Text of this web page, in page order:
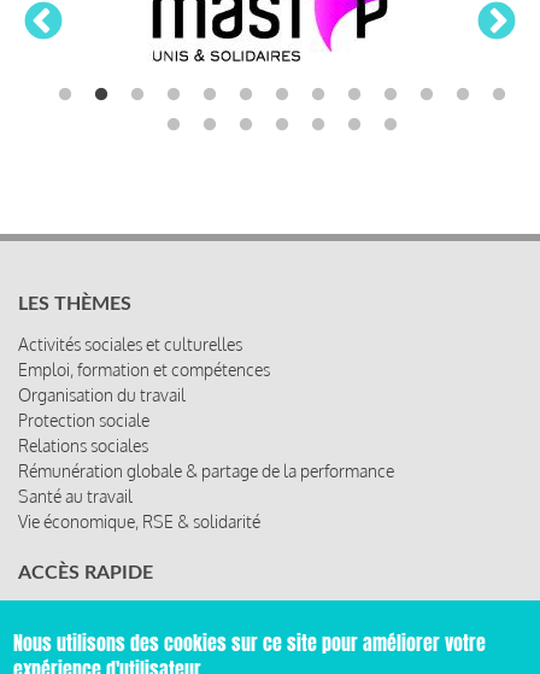
LES THÈMES
Activités sociales et culturelles
Emploi, formation et compétences
Organisation du travail
Protection sociale
Relations sociales
Rémunération globale & partage de la performance
Santé au travail
Vie économique, RSE & solidarité
ACCÈS RAPIDE
Les rencontres
Les ressources
Nous utilisons des cookies sur ce site pour améliorer votre